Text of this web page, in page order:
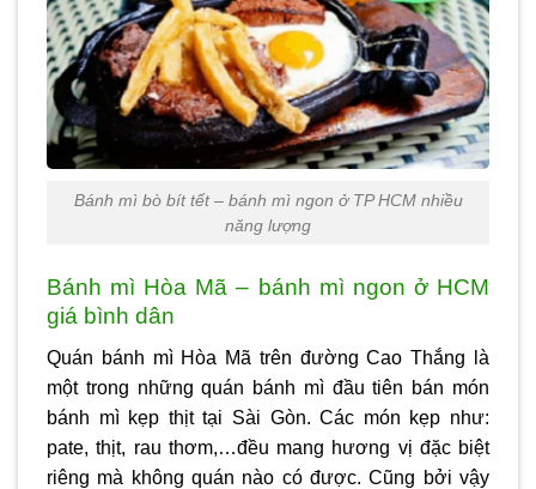
Bánh mì bò bít tết – bánh mì ngon ở TP HCM nhiều
năng lượng
Bánh mì Hòa Mã – bánh mì ngon ở HCM
giá bình dân
Quán bánh mì Hòa Mã trên đường Cao Thắng là
một trong những quán bánh mì đầu tiên bán món
bánh mì kẹp thịt tại Sài Gòn. Các món kẹp như:
pate, thịt, rau thơm,…đều mang hương vị đặc biệt
riêng mà không quán nào có được. Cũng bởi vậy